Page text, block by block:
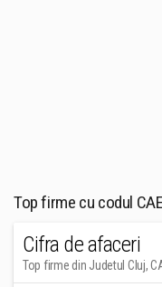
Top firme cu codul
Cifra de afaceri
Top firme din Judetul Cluj,